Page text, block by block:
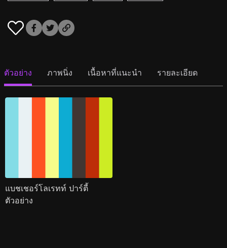
ตัวอย่าง ภาพนิ่ง เนื้อหาที่แนะนำ รายละเอียด
แบชเชอร์โลเรทท์ ปาร์ตี้
ตัวอย่าง